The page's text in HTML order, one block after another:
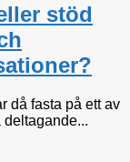
stöd
då fasta på ett av